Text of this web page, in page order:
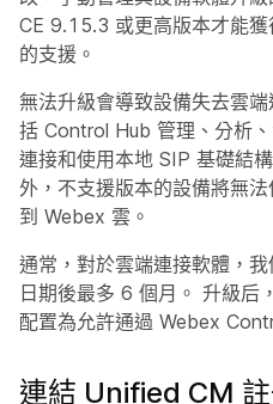
CE 9.15.3 或更高版本才能
的支援。
無法升級會導致設備失去雲
括 Control Hub 管理、分析
連接和使用本地 SIP 基礎結
外，不支援版本的設備將無
到 Webex 雲。
通常，對於雲端連接軟體，
日期後最多 6 個月。 升級后
配置為允許通過 Webex
連結 Unified CM